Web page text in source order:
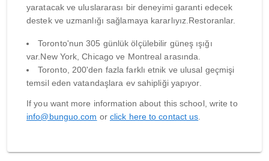
yaratacak ve uluslararası bir deneyimi garanti edecek
destek ve uzmanlığı sağlamaya kararlıyız.Restoranlar.
Toronto'nun 305 günlük ölçülebilir güneş ışığı
var.New York, Chicago ve Montreal arasında.
Toronto, 200'den fazla farklı etnik ve ulusal geçmişi
temsil eden vatandaşlara ev sahipliği yapıyor.
If you want more information about this school, write to
info@bunguo.com or click here to contact us.